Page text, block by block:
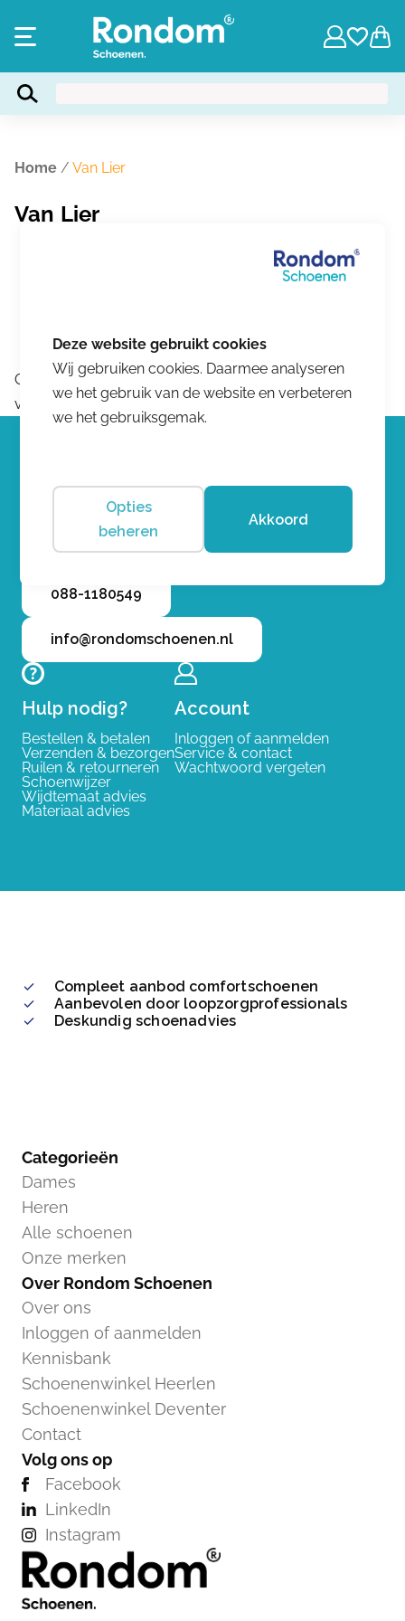
Home / Van Lier
Van Lier
Geen producten gevonden die aan je zoekcriteria
voldoen.
Neem gerust contact op met
onze klantenservice
088-1180549
info@rondomschoenen.nl
Hulp nodig?
Bestellen & betalen
Verzenden & bezorgen
Ruilen & retourneren
Schoenwijzer
Wijdtemaat advies
Materiaal advies
Account
Inloggen of aanmelden
Service & contact
Wachtwoord vergeten
Compleet aanbod comfortschoenen
Aanbevolen door loopzorgprofessionals
Deskundig schoenadvies
Categorieën
Dames
Heren
Alle schoenen
Onze merken
Over Rondom Schoenen
Over ons
Inloggen of aanmelden
Kennisbank
Schoenenwinkel Heerlen
Schoenenwinkel Deventer
Contact
Volg ons op
Facebook
LinkedIn
Instagram
Wij gebruiken cookies. Daarmee analyseren
we het gebruik van de website en verbeteren
we het gebruiksgemak.
Opties
beheren
Akkoord